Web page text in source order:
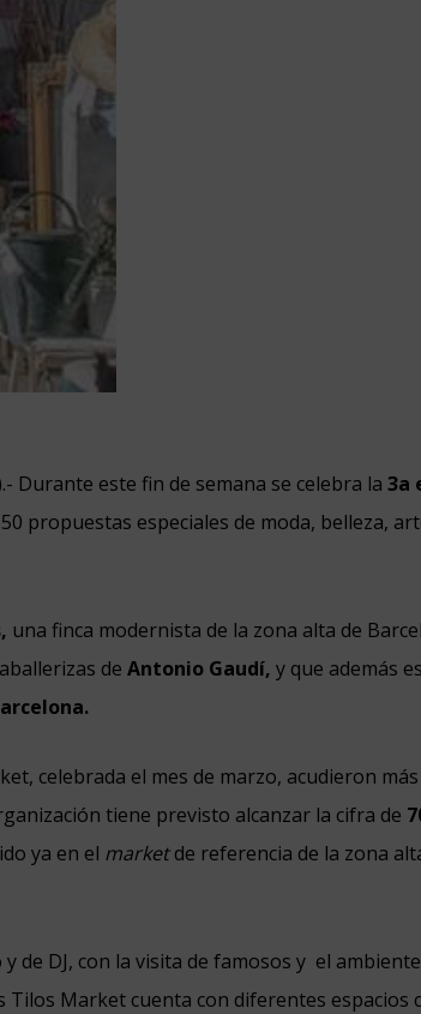
Durante este fin de semana se celebra la3a
propuestas especiales de moda, belleza,
una finca modernista de la zona alta de
deAntonio Gaudí, y que además es
celebrada el mes de marzo, acudieron
tiene previsto alcanzar la cifra de
ya en el marketde referencia de la zona
de DJ, con la visita de famosos y el
Tilos Market cuenta con diferentes espacios